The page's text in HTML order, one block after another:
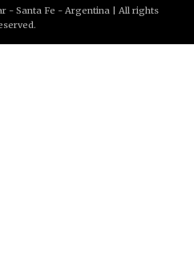
- Santa Fe - Argentina | All rights